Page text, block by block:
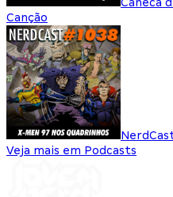
Canção
Veja mais em Podcasts